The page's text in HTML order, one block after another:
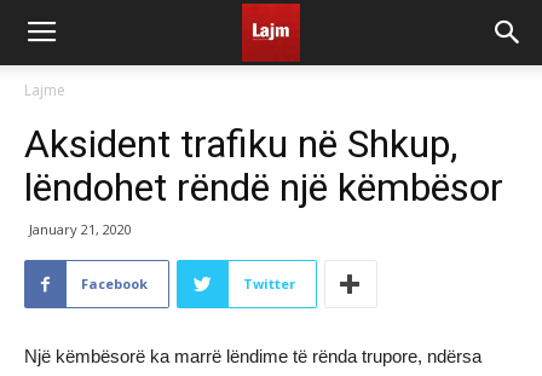
Lajme
Aksident trafiku në Shkup,
lëndohet rëndë një këmbësor
January 21, 2020
Facebook Twitter
Një këmbësorë ka marrë lëndime të rënda trupore, ndërsa